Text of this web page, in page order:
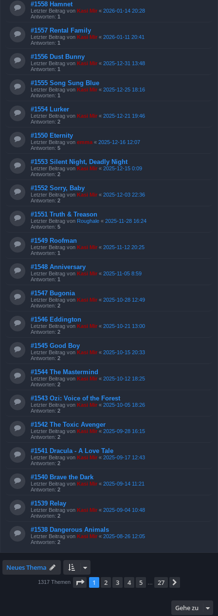
#1558 Hamnet
Letzter Beitrag von Kasi Mir « 2026-01-14 20:28
Antworten: 1
#1557 Rental Family
Letzter Beitrag von Kasi Mir « 2026-01-11 20:41
Antworten: 1
#1556 Dust Bunny
Letzter Beitrag von Kasi Mir « 2025-12-31 13:48
Antworten: 1
#1555 Song Sung Blue
Letzter Beitrag von Kasi Mir « 2025-12-25 18:16
Antworten: 1
#1554 Lurker
Letzter Beitrag von Kasi Mir « 2025-12-21 19:46
Antworten: 2
#1550 Eternity
Letzter Beitrag von emma « 2025-12-16 12:07
Antworten: 5
#1553 Silent Night, Deadly Night
Letzter Beitrag von Kasi Mir « 2025-12-15 0:09
Antworten: 2
#1552 Sorry, Baby
Letzter Beitrag von Kasi Mir « 2025-12-03 22:36
Antworten: 2
#1551 Truth & Treason
Letzter Beitrag von Roughale « 2025-11-28 16:24
Antworten: 5
#1549 Roofman
Letzter Beitrag von Kasi Mir « 2025-11-12 20:25
Antworten: 1
#1548 Anniversary
Letzter Beitrag von Kasi Mir « 2025-11-05 8:59
Antworten: 1
#1547 Bugonia
Letzter Beitrag von Kasi Mir « 2025-10-28 12:49
Antworten: 2
#1546 Eddington
Letzter Beitrag von Kasi Mir « 2025-10-21 13:00
Antworten: 2
#1545 Good Boy
Letzter Beitrag von Kasi Mir « 2025-10-15 20:33
Antworten: 2
#1544 The Mastermind
Letzter Beitrag von Kasi Mir « 2025-10-12 18:25
Antworten: 2
#1543 Ozi: Voice of the Forest
Letzter Beitrag von Kasi Mir « 2025-10-05 18:26
Antworten: 2
#1542 The Toxic Avenger
Letzter Beitrag von Kasi Mir « 2025-09-28 16:15
Antworten: 2
#1541 Dracula - A Love Tale
Letzter Beitrag von Kasi Mir « 2025-09-17 12:43
Antworten: 2
#1540 Brave the Dark
Letzter Beitrag von Kasi Mir « 2025-09-14 11:21
Antworten: 2
#1539 Relay
Letzter Beitrag von Kasi Mir « 2025-09-04 10:48
Antworten: 2
#1538 Dangerous Animals
Letzter Beitrag von Kasi Mir « 2025-08-26 12:05
Antworten: 2
Neues Thema
1317 Themen Seite 1von
1 2 3 4 5 27
Gehe zu